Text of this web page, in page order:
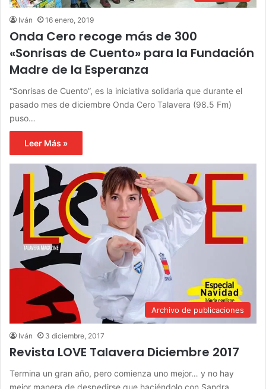
Iván 16 enero, 2019
Onda Cero recoge más de 300
«Sonrisas de Cuento» para la Fundación
Madre de la Esperanza
“Sonrisas de Cuento”, es la iniciativa solidaria que durante el
pasado mes de diciembre Onda Cero Talavera (98.5 Fm)
puso…
Leer Más »
Archivo de publicaciones
Iván 3 diciembre, 2017
Revista LOVE Talavera Diciembre 2017
Termina un gran año, pero comienza uno mejor… y no hay
mejor manera de despedirse que haciéndolo con Sandra